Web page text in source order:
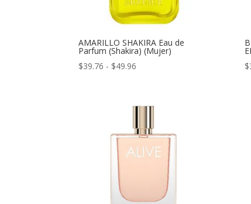
AMARILLO SHAKIRA Eau de
Parfum (Shakira) (Mujer)
$39.76 - $49.96
desde
hasta
$49.96
$